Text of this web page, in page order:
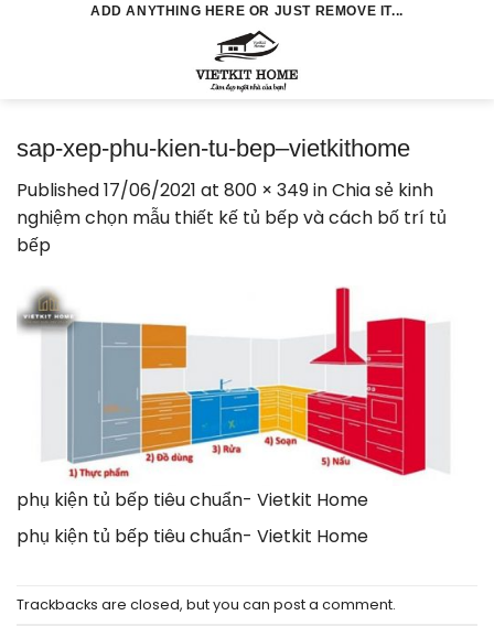
ADD ANYTHING HERE OR JUST REMOVE IT...
sap-xep-phu-kien-tu-bep–vietkithome
Published17/06/2021 at 800 × 349inChia sẻ kinh
nghiệm chọn mẫu thiết kế tủ bếp và cách bố trí tủ
bếp
phụ kiện tủ bếp tiêu chuẩn- Vietkit Home
phụ kiện tủ bếp tiêu chuẩn- Vietkit Home
Trackbacks are closed, but you can post a comment.